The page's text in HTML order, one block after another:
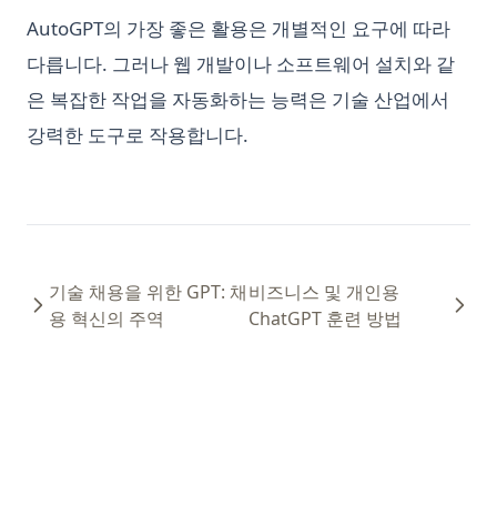
AutoGPT의 가장 좋은 활용은 개별적인 요구에 따라
다릅니다. 그러나 웹 개발이나 소프트웨어 설치와 같
은 복잡한 작업을 자동화하는 능력은 기술 산업에서
강력한 도구로 작용합니다.
기술 채용을 위한 GPT: 채
용 혁신의 주역
비즈니스 및 개인용
ChatGPT 훈련 방법